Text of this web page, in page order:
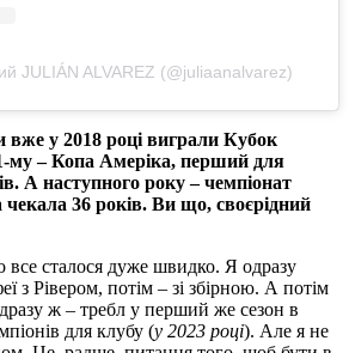
JULIÁN ALVAREZ (@juliaanalvarez)
вже у 2018 році виграли Кубок
му – Копа Амеріка, перший для
А наступного року – чемпіонат
чекала 36 років. Ви що, своєрідний
сталося дуже швидко. Я одразу
з Рівером, потім – зі збірною. А потім
ж – требл у перший же сезон в
для клубу (у 2023 році). Але я не